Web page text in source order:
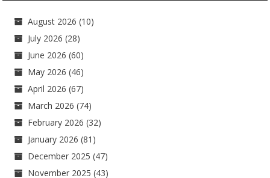
August 2026 (10)
July 2026 (28)
June 2026 (60)
May 2026 (46)
April 2026 (67)
March 2026 (74)
February 2026 (32)
January 2026 (81)
December 2025 (47)
November 2025 (43)